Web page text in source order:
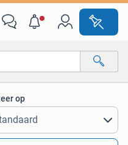
op